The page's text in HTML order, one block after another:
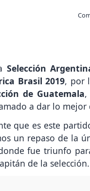
Selección
Brasil 2019, por
de Guatemala,
a dar lo mejor
que es este
un repaso de la
fue triunfo
de la selección.